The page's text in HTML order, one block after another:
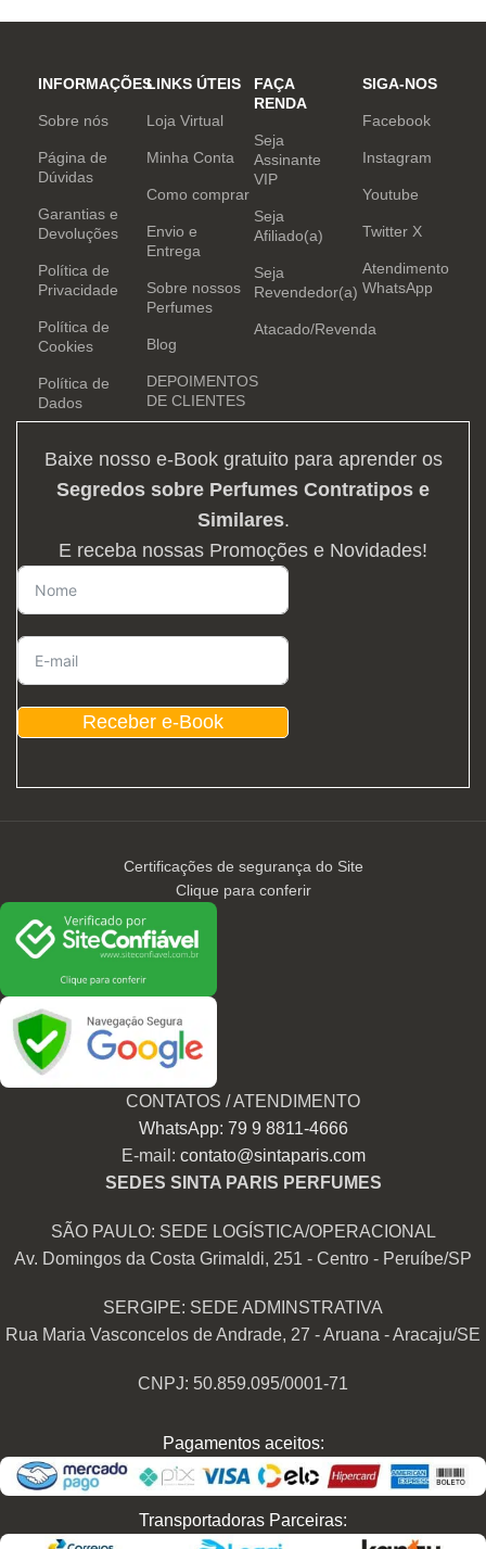
inovar sempre, provocando
e determinação.
INFORMAÇÕES
Sobre nós
Página de
Dúvidas
Garantias e
Devoluções
Política de
Privacidade
Política de
Cookies
Política de
Dados
LINKS ÚTEIS
Loja Virtual
Minha Conta
Como comprar
Envio e
Entrega
Sobre nossos
Perfumes
Blog
DEPOIMENTOS
DE CLIENTES
FAÇA
RENDA
Seja
Assinante
VIP
Seja
Afiliado(a)
Seja
Revendedor(a)
Atacado/Revenda
SIGA-NOS
Facebook
Instagram
Youtube
Twitter X
Atendimento
WhatsApp
Baixe nosso e-Book gratuito para aprender os
Segredos sobre Perfumes Contratipos e
Similares.
E receba nossas Promoções e Novidades!
Receber e-Book
Certificações de segurança do Site
Clique para conferir
CONTATOS / ATENDIMENTO
WhatsApp: 79 9 8811-4666
E-mail: contato@sintaparis.com
SEDES SINTA PARIS PERFUMES
SÃO PAULO: SEDE LOGÍSTICA/OPERACIONAL
Av. Domingos da Costa Grimaldi, 251 - Centro - Peruíbe/SP
SERGIPE: SEDE ADMINSTRATIVA
Rua Maria Vasconcelos de Andrade, 27 - Aruana - Aracaju/SE
CNPJ: 50.859.095/0001-71
Pagamentos aceitos:
Transportadoras Parceiras: